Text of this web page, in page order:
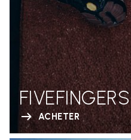
FIVEFINGERS
ACHETER